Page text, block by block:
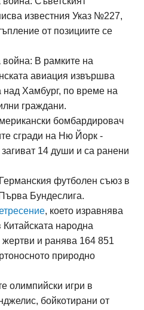
известния Указ №227,
от позициите се
война: В рамките на
авиация извършва
Хамбург, по време на
граждани.
бомбардировач
сгради на Ню Йорк -
14 души и са ранени
футболен съюз в
Бундеслига.
, което изравнява
народна
и ранява 164 851
природно
олимпийски игри в
бойкотирани от